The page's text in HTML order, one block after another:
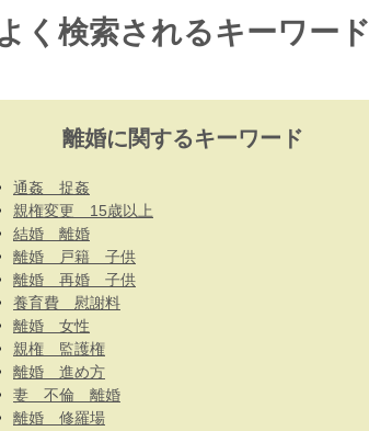
く検索されるキーワード
離婚に関するキーワード
通姦 捉姦
親権変更 15歳以上
結婚 離婚
離婚 戸籍 子供
離婚 再婚 子供
養育費 慰謝料
離婚 女性
親権 監護権
離婚 進め方
妻 不倫 離婚
離婚 修羅場